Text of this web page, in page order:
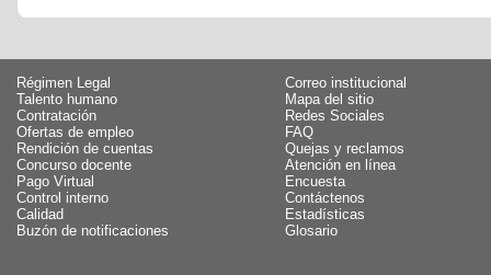
Régimen Legal
Talento humano
Contratación
Ofertas de empleo
Rendición de cuentas
Concurso docente
Pago Virtual
Control interno
Calidad
Buzón de notificaciones
Correo institucional
Mapa del sitio
Redes Sociales
FAQ
Quejas y reclamos
Atención en línea
Encuesta
Contáctenos
Estadísticas
Glosario